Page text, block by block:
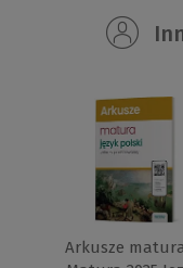
Arkusze